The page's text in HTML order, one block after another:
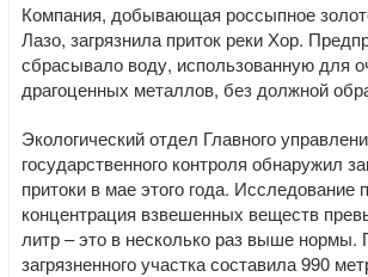
Компания, добывающая россыпное
Лазо, загрязнила приток реки Хор.
сбрасывало воду, использованную для
драгоценных металлов, без должной
Экологический отдел Главного
государственного контроля обнаружил
притоки в мае этого года. Исследование
концентрация взвешенных веществ
литр – это в несколько раз выше нормы.
загрязненного участка составила 990